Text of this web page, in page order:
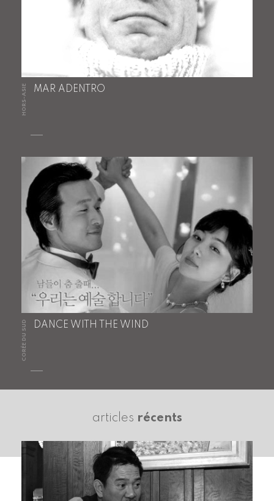
HORS-ASIE MAR ADENTRO
CORÉE DU SUD DANCE WITH THE WIND
articles récents